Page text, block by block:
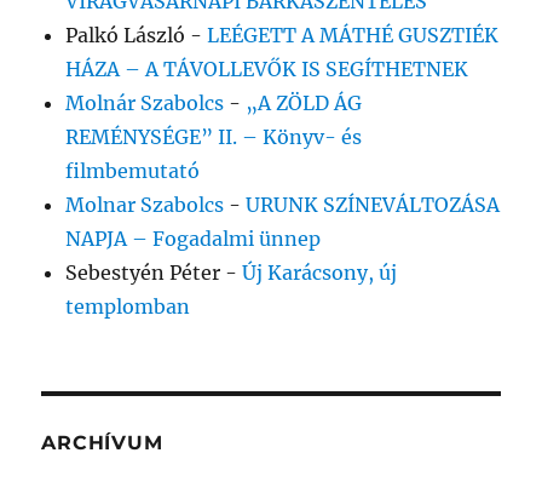
Palkó László -LEÉGETT A MÁTHÉ GUSZTIÉK
HÁZA – A TÁVOLLEVŐK IS SEGÍTHETNEK
Molnár Szabolcs - „A ZÖLD ÁG
REMÉNYSÉGE” II. – Könyv- és
filmbemutató
Molnar Szabolcs -URUNK SZÍNEVÁLTOZÁSA
NAPJA – Fogadalmi ünnep
Sebestyén Péter -Új Karácsony, új
templomban
ARCHÍVUM